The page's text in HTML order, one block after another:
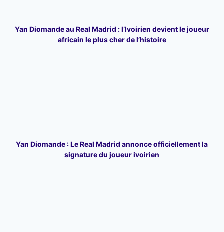
Yan Diomande au Real Madrid : l’Ivoirien devient le joueur
africain le plus cher de l’histoire
Yan Diomande : Le Real Madrid annonce officiellement la
signature du joueur ivoirien